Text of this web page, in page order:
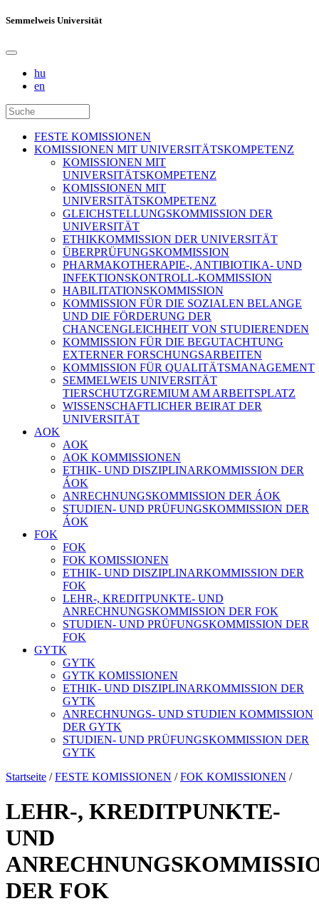
Semmelweis Universität
hu
en
FESTE KOMISSIONEN
KOMISSIONEN MIT UNIVERSITÄTSKOMPETENZ
KOMISSIONEN MIT
UNIVERSITÄTSKOMPETENZ
KOMISSIONEN MIT
UNIVERSITÄTSKOMPETENZ
GLEICHSTELLUNGSKOMMISSION DER
UNIVERSITÄT
ETHIKKOMMISSION DER UNIVERSITÄT
ÜBERPRÜFUNGSKOMMISSION
PHARMAKOTHERAPIE-, ANTIBIOTIKA- UND
INFEKTIONSKONTROLL-KOMMISSION
HABILITATIONSKOMMISSION
KOMMISSION FÜR DIE SOZIALEN BELANGE
UND DIE FÖRDERUNG DER
CHANCENGLEICHHEIT VON STUDIERENDEN
KOMMISSION FÜR DIE BEGUTACHTUNG
EXTERNER FORSCHUNGSARBEITEN
KOMMISSION FÜR QUALITÄTSMANAGEMENT
SEMMELWEIS UNIVERSITÄT
TIERSCHUTZGREMIUM AM ARBEITSPLATZ
WISSENSCHAFTLICHER BEIRAT DER
UNIVERSITÄT
AOK
AOK
AOK KOMMISSIONEN
ETHIK- UND DISZIPLINARKOMMISSION DER
ÁOK
ANRECHNUNGSKOMMISSION DER ÁOK
STUDIEN- UND PRÜFUNGSKOMMISSION DER
ÁOK
FOK
FOK
FOK KOMISSIONEN
ETHIK- UND DISZIPLINARKOMMISSION DER
FOK
LEHR-, KREDITPUNKTE- UND
ANRECHNUNGSKOMMISSION DER FOK
STUDIEN- UND PRÜFUNGSKOMMISSION DER
FOK
GYTK
GYTK
GYTK KOMISSIONEN
ETHIK- UND DISZIPLINARKOMMISSION DER
GYTK
ANRECHNUNGS- UND STUDIEN KOMMISSION
DER GYTK
STUDIEN- UND PRÜFUNGSKOMMISSION DER
GYTK
Startseite / FESTE KOMISSIONEN / FOK KOMISSIONEN /
LEHR-, KREDITPUNKTE-
UND
DER FOK